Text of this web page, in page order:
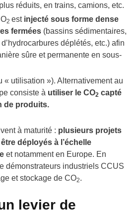
réduits, en trains, camions, etc.
2 est injecté sous forme dense
fermées (bassins sédimentaires,
déplétés, etc.) afin
sûre et permanente en sous-
« utilisation »). Alternativement au
consiste à utiliser le CO2 capté
de produits.
à maturité : plusieurs projets
déployés à l’échelle
et notamment en Europe. En
démonstrateurs industriels CCUS
et stockage de CO2.
levier de